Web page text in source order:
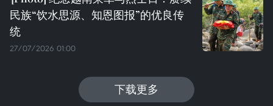
民族“饮水思源、知恩图报”的优良传
统
27/07/2026 01:00
下载更多